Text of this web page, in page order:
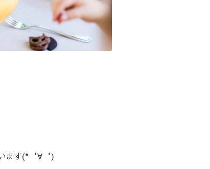
います(*‘∀‘)